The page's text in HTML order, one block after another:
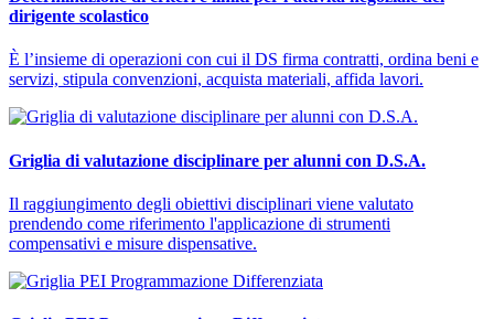
dirigente scolastico
È l’insieme di operazioni con cui il DS firma contratti, ordina beni e
servizi, stipula convenzioni, acquista materiali, affida lavori.
Griglia di valutazione disciplinare per alunni con D.S.A.
Il raggiungimento degli obiettivi disciplinari viene valutato
prendendo come riferimento l'applicazione di strumenti
compensativi e misure dispensative.